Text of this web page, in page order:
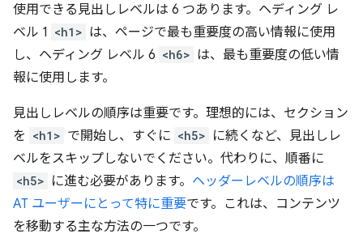
使用できる見出しレベルは 6 つあります。ヘディング レ
ベル 1 <h1> は、ページで最も重要度の高い情報に使用
し、ヘディング レベル 6 <h6> は、最も重要度の低い情
報に使用します。
見出しレベルの順序は重要です。理想的には、セクション
を <h1> で開始し、すぐに <h5> に続くなど、見出しレ
ベルをスキップしないでください。代わりに、順番に
<h5> に進む必要があります。 ヘッダーレベルの順序は
AT ユーザーにとって特に重要です。これは、コンテンツ
を移動する主な方法の一つです。